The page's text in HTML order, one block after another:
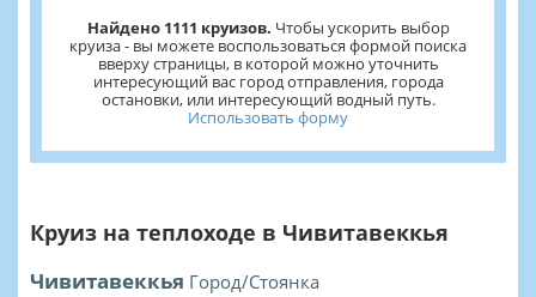
Найдено 1111 круизов. Чтобы ускорить выбор
круиза - вы можете воспользоваться формой поиска
вверху страницы, в которой можно уточнить
интересующий вас город отправления, города
остановки, или интересующий водный путь.
Использовать форму
Круиз на теплоходе в Чивитавеккья
Чивитавеккья Город/Стоянка